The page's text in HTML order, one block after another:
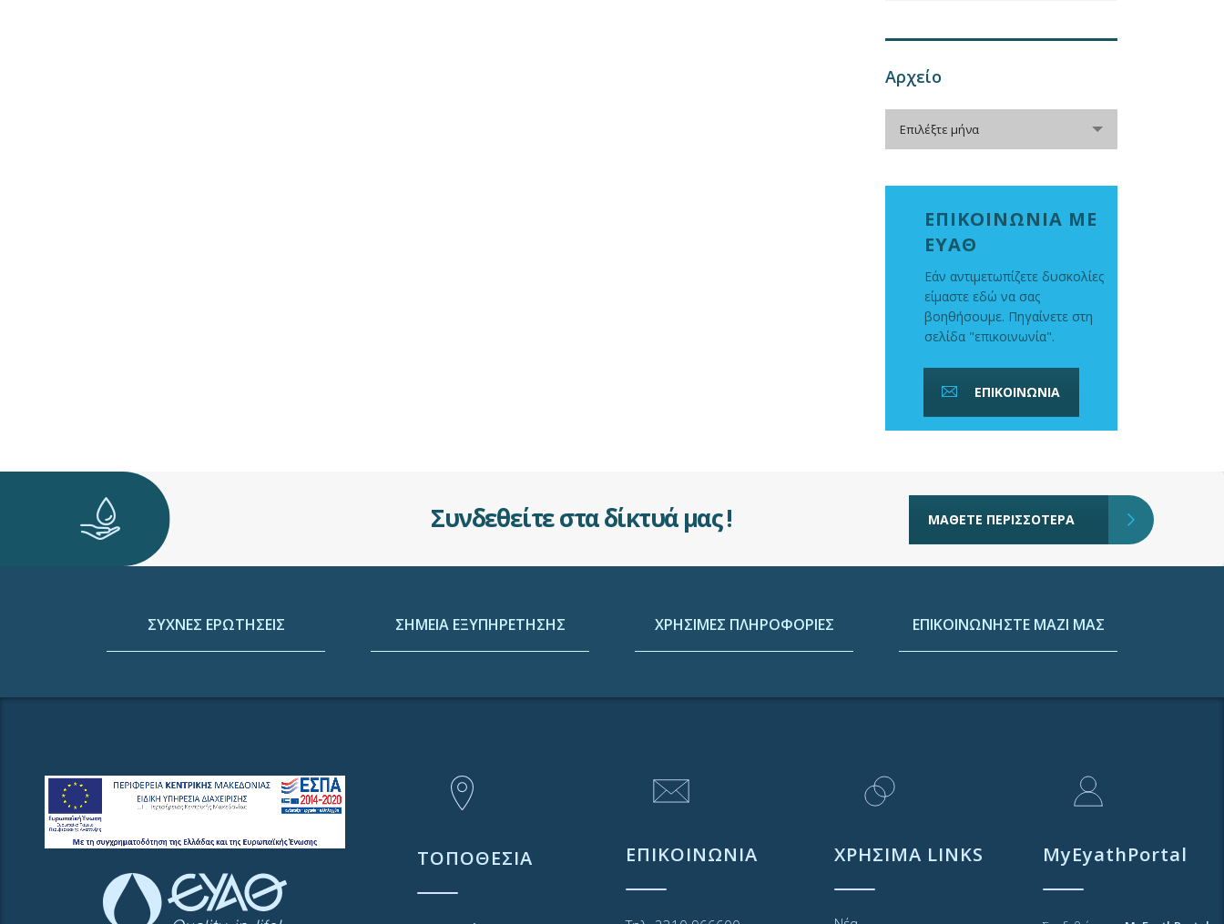
Αρχείο
Επιλέξτε μήνα
ΕΠΙΚΟΙΝΩΝΙΑ ΜΕ
ΕΥΑΘ
Εάν αντιμετωπίζετε δυσκολίες
είμαστε εδώ να σας
βοηθήσουμε. Πηγαίνετε στη
σελίδα "επικοινωνία".
ΕΠΙΚΟΙΝΩΝΙΑ
Συνδεθείτε στα δίκτυά μας ! ΜΑΘΕΤΕ ΠΕΡΙΣΣΟΤΕΡΑ
ΣΥΧΝΕΣ ΕΡΩΤΗΣΕΙΣ ΣΗΜΕΙΑ ΕΞΥΠΗΡΕΤΗΣΗΣ ΧΡΗΣΙΜΕΣ ΠΛΗΡΟΦΟΡΙΕΣ ΕΠΙΚΟΙΝΩΝΗΣΤΕ ΜΑΖΙ ΜΑΣ
ΤΟΠΟΘΕΣΙΑ ΕΠΙΚΟΙΝΩΝΙΑ ΧΡΗΣΙΜΑ LINKS MyEyathPortal